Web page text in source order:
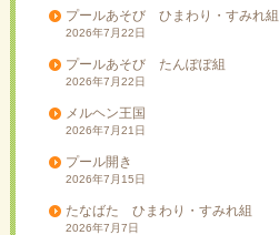
プールあそび ひまわり・すみれ組
2026年7月22日
プールあそび たんぽぽ組
2026年7月22日
メルヘン王国
2026年7月21日
プール開き
2026年7月15日
たなばた ひまわり・すみれ組
2026年7月7日